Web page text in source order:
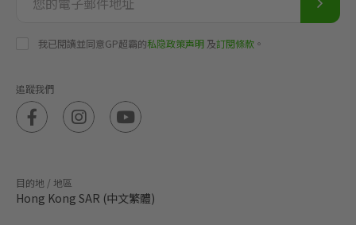
我已閱讀並同意GP超霸的私隐政策声明 及訂閱條款 。
追蹤我們
目的地 / 地區
Hong Kong SAR (中文繁體)